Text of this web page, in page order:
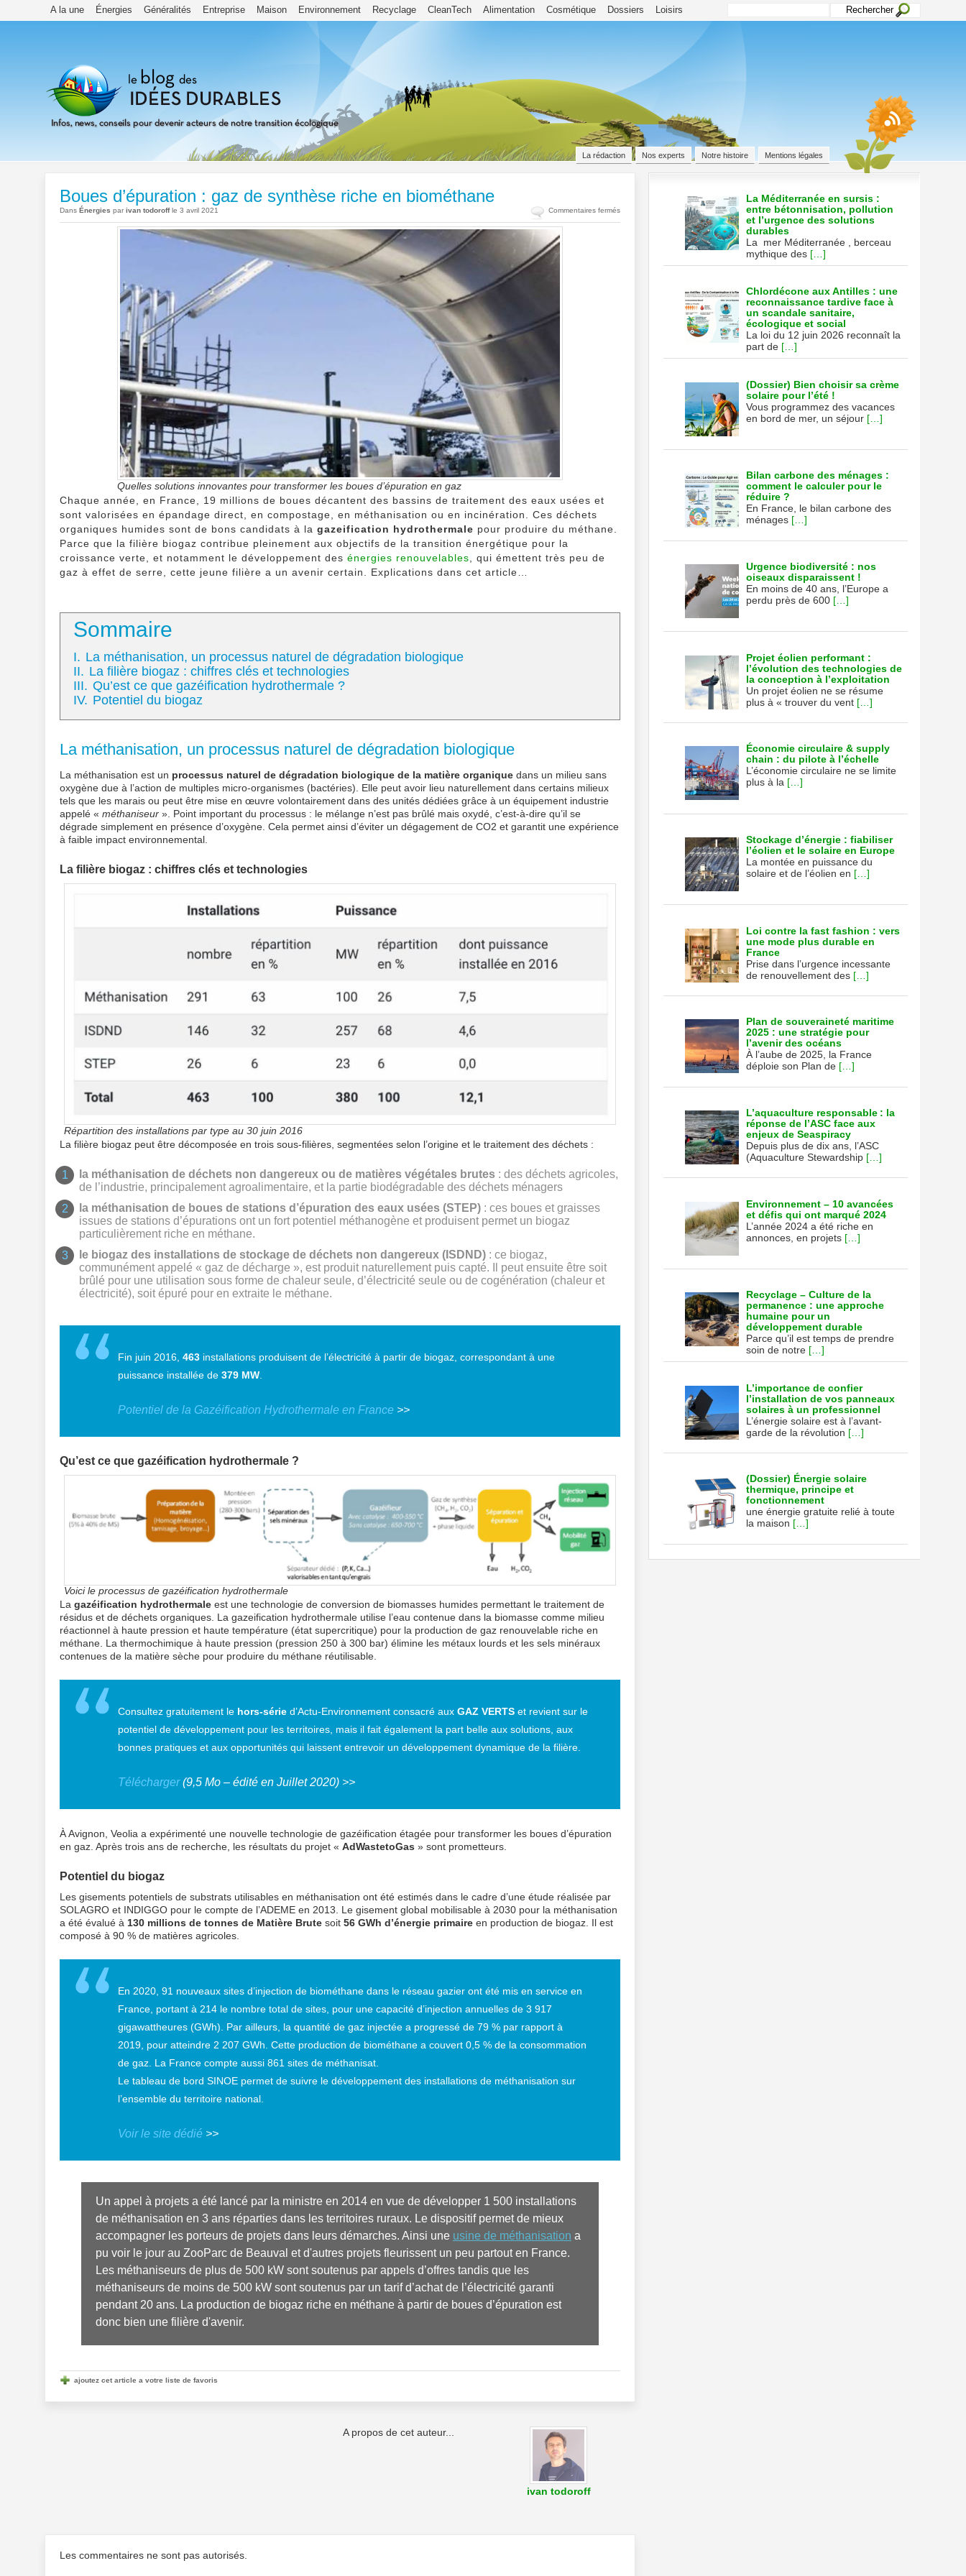
A la une Énergies Généralités Entreprise Maison Environnement Recyclage CleanTech Alimentation Cosmétique Dossiers Loisirs
La rédaction Nos experts Notre histoire Mentions légales
Boues d’épuration : gaz de synthèse riche en biométhane
Dans Énergies par ivan todoroffle 3 avril 2021 Commentaires ferméssur
Boues
Quelles solutions innovantes pour transformer les boues d’épuration en gaz
Chaque année, en France, 19 millions de boues décantent des bassins de traitement des eaux usées et
sont valorisées en épandage direct, en compostage, en méthanisation ou en incinération. Ces déchets
organiques humides sont de bons candidats à la gazeification hydrothermale pour produire du méthane.
Parce que la filière biogaz contribue pleinement aux objectifs de la transition énergétique pour la
croissance verte, et notamment le développement des énergies renouvelables , qui émettent très peu de
gaz à effet de serre, cette jeune filière a un avenir certain. Explications dans cet article…
Sommaire
I. La méthanisation, un processus naturel de dégradation biologique
II. La filière biogaz : chiffres clés et technologies
III. Qu’est ce que gazéification hydrothermale ?
IV. Potentiel du biogaz
La méthanisation, un processus naturel de dégradation biologique
La méthanisation est un processus naturel de dégradation biologique de la matière organique dans un milieu sans
oxygène due à l’action de multiples micro-organismes (bactéries). Elle peut avoir lieu naturellement dans certains milieux
tels que les marais ou peut être mise en œuvre volontairement dans des unités dédiées grâce à un équipement industrie
appelé « méthaniseur ». Point important du processus : le mélange n’est pas brûlé mais oxydé, c’est-à-dire qu’il se
dégrade simplement en présence d’oxygène. Cela permet ainsi d’éviter un dégagement de CO2 et garantit une expérience
à faible impact environnemental.
La filière biogaz : chiffres clés et technologies
Répartition des installations par type au 30 juin 2016
La filière biogaz peut être décomposée en trois sous-filières, segmentées selon l’origine et le traitement des déchets :
la méthanisation de déchets non dangereux ou de matières végétales brutes : des déchets agricoles,
de l’industrie, principalement agroalimentaire, et la partie biodégradable des déchets ménagers
la méthanisation de boues de stations d’épuration des eaux usées (STEP) : ces boues et graisses
issues de stations d’épurations ont un fort potentiel méthanogène et produisent permet un biogaz
particulièrement riche en méthane.
le biogaz des installations de stockage de déchets non dangereux (ISDND) : ce biogaz,
communément appelé « gaz de décharge », est produit naturellement puis capté. Il peut ensuite être soit
brûlé pour une utilisation sous forme de chaleur seule, d’électricité seule ou de cogénération (chaleur et
électricité), soit épuré pour en extraite le méthane.
Fin juin 2016, 463 installations produisent de l’électricité à partir de biogaz, correspondant à une
puissance installée de 379 MW
Potentiel de la Gazéification Hydrothermale en France >>
Qu’est ce que gazéification hydrothermale ?
Voici le processus de gazéification hydrothermale
La gazéification hydrothermale est une technologie de conversion de biomasses humides permettant le traitement de
résidus et de déchets organiques. La gazeification hydrothermale utilise l’eau contenue dans la biomasse comme milieu
réactionnel à haute pression et haute température (état supercritique) pour la production de gaz renouvelable riche en
méthane. La thermochimique à haute pression (pression 250 à 300 bar) élimine les métaux lourds et les sels minéraux
contenues de la matière sèche pour produire du méthane réutilisable.
Consultez gratuitement le hors-série d’Actu-Environnement consacré aux GAZ VERTS et revient sur le
potentiel de développement pour les territoires, mais il fait également la part belle aux solutions, aux
bonnes pratiques et aux opportunités qui laissent entrevoir un développement dynamique de la filière.
Télécharger(9,5 Mo – édité en Juillet 2020) >>
À Avignon, Veolia a expérimenté une nouvelle technologie de gazéification étagée pour transformer les boues d’épuration
en gaz. Après trois ans de recherche, les résultats du projet « AdWastetoGas » sont prometteurs.
Potentiel du biogaz
Les gisements potentiels de substrats utilisables en méthanisation ont été estimés dans le cadre d’une étude réalisée par
SOLAGRO et INDIGGO pour le compte de l’ADEME en 2013. Le gisement global mobilisable à 2030 pour la méthanisation
a été évalué à 130 millions de tonnes de Matière Brute soit 56 GWh d’énergie primaire en production de biogaz. Il est
composé à 90 % de matières agricoles.
En 2020, 91 nouveaux sites d’injection de biométhane dans le réseau gazier ont été mis en service en
France, portant à 214 le nombre total de sites, pour une capacité d’injection annuelles de 3 917
gigawattheures (GWh). Par ailleurs, la quantité de gaz injectée a progressé de 79 % par rapport à
2019, pour atteindre 2 207 GWh. Cette production de biométhane a couvert 0,5 % de la consommation
de gaz. La France compte aussi 861 sites de méthanisat.
Le tableau de bord SINOE permet de suivre le développement des installations de méthanisation sur
l’ensemble du territoire national.
Voir le site dédié >>
Un appel à projets a été lancé par la ministre en 2014 en vue de développer 1 500 installations
de méthanisation en 3 ans réparties dans les territoires ruraux. Le dispositif permet de mieux
accompagner les porteurs de projets dans leurs démarches. Ainsi une usine de méthanisation a
pu voir le jour au ZooParc de Beauval et d'autres projets fleurissent un peu partout en France.
Les méthaniseurs de plus de 500 kW sont soutenus par appels d’offres tandis que les
méthaniseurs de moins de 500 kW sont soutenus par un tarif d’achat de l’électricité garanti
pendant 20 ans. La production de biogaz riche en méthane à partir de boues d’épuration est
donc bien une filière d'avenir.
ajoutez cet article a votre liste de favoris
ivan todoroff
A propos de cet auteur...
Les commentaires ne sont pas autorisés.
La Méditerranée en sursis :
entre bétonnisation, pollution
et l’urgence des solutions
durables
La mer Méditerranée , berceau
mythique des […]
Chlordécone aux Antilles : une
reconnaissance tardive face à
un scandale sanitaire,
écologique et social
La loi du 12 juin 2026 reconnaît la
part de […]
(Dossier) Bien choisir sa crème
solaire pour l’été !
Vous programmez des vacances
en bord de mer, un séjour […]
Bilan carbone des ménages :
comment le calculer pour le
réduire ?
En France, le bilan carbone des
ménages […]
Urgence biodiversité : nos
oiseaux disparaissent !
En moins de 40 ans, l’Europe a
perdu près de 600 […]
Projet éolien performant :
l’évolution des technologies de
la conception à l’exploitation
Un projet éolien ne se résume
plus à « trouver du vent […]
Économie circulaire & supply
chain : du pilote à l’échelle
L’économie circulaire ne se limite
plus à la […]
Stockage d’énergie : fiabiliser
l’éolien et le solaire en Europe
La montée en puissance du
solaire et de l’éolien en […]
Loi contre la fast fashion : vers
une mode plus durable en
France
Prise dans l’urgence incessante
de renouvellement des […]
Plan de souveraineté maritime
2025 : une stratégie pour
l’avenir des océans
À l’aube de 2025, la France
déploie son Plan de […]
L’aquaculture responsable : la
réponse de l’ASC face aux
enjeux de Seaspiracy
Depuis plus de dix ans, l’ASC
(Aquaculture Stewardship […]
Environnement – 10 avancées
et défis qui ont marqué 2024
L’année 2024 a été riche en
annonces, en projets […]
Recyclage – Culture de la
permanence : une approche
humaine pour un
développement durable
Parce qu’il est temps de prendre
soin de notre […]
L’importance de confier
l’installation de vos panneaux
solaires à un professionnel
L’énergie solaire est à l’avant-
garde de la révolution […]
(Dossier) Énergie solaire
thermique, principe et
fonctionnement
une énergie gratuite relié à toute
la maison […]